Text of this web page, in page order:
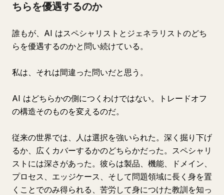
ちらを優遇するのか
誰もが、AI はスペシャリストとジェネラリストのどち
らを優遇するのかと問い続けている。
私は、それは間違った問いだと思う。
AI はどちらかの側につくわけではない。トレードオフ
の構造そのものを変えるのだ。
従来の世界では、人は選択を強いられた。深く掘り下げ
るか、広くカバーするかのどちらかだった。スペシャリ
ストには深さがあった。彼らは製品、機能、ドメイン、
プロセス、エッジケース、そして問題領域に長く身を置
くことでのみ得られる、苦労して身につけた教訓を知っ